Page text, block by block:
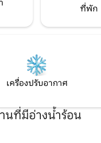
ที่พัก
เครื่องปรับอากาศ
นที่มีอ่างน้ำร้อน